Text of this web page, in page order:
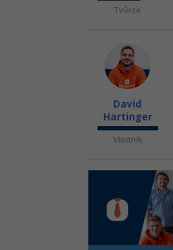
Tvůrce
David
Hartinger
Vlastník